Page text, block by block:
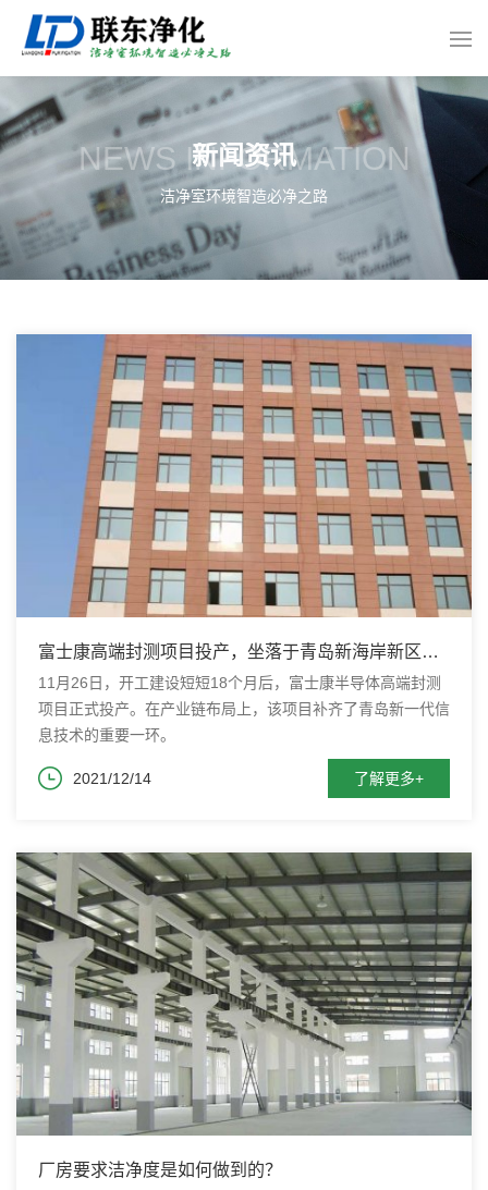
NEWS INFORMATION
新闻资讯
洁净室环境智造必净之路
富士康高端封测项目投产，坐落于青岛新海岸新区王
台片区
11月26日，开工建设短短18个月后，富士康半导体高端封测
项目正式投产。在产业链布局上，该项目补齐了青岛新一代信
息技术的重要一环。
2021/12/14 了解更多+
厂房要求洁净度是如何做到的？